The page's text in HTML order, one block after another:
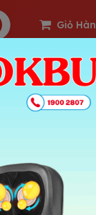
Giỏ
Sản Phẩm Hot
yoga chữa